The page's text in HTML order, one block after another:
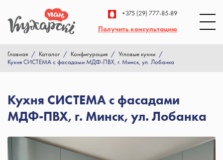
+375 (29) 777-85-89
Получить консультацию
Главная / Каталог / Конфигурация / Угловые кухни /
Кухня СИСТЕМА с фасадами МДФ-ПВХ, г. Минск, ул. Лобанка
Кухня СИСТЕМА с фасадами
МДФ-ПВХ, г. Минск, ул. Лобанка